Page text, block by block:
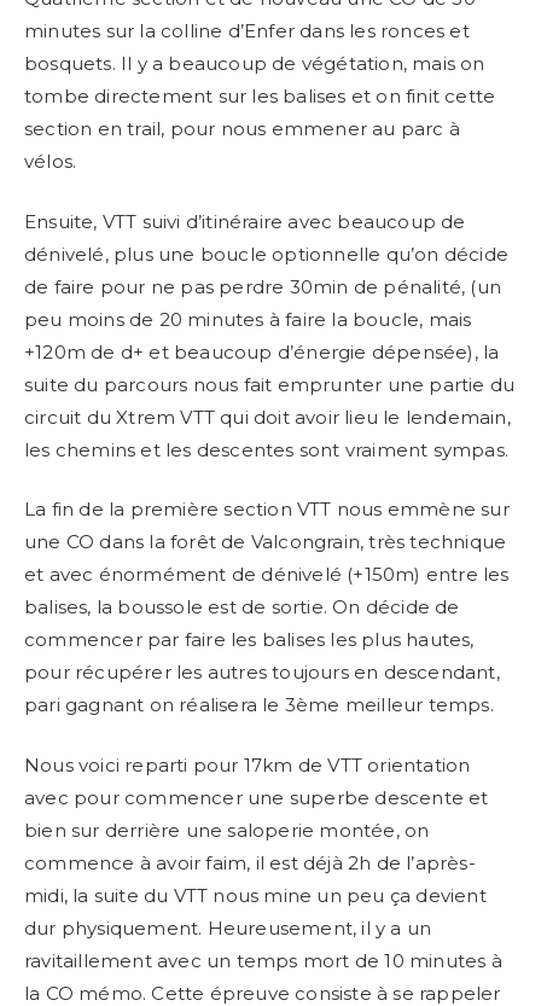
minutes sur la colline d’Enfer dans les ronces et
bosquets. Il y a beaucoup de végétation, mais on
tombe directement sur les balises et on finit cette
section en trail, pour nous emmener au parc à
vélos.
Ensuite, VTT suivi d’itinéraire avec beaucoup de
dénivelé, plus une boucle optionnelle qu’on décide
de faire pour ne pas perdre 30min de pénalité, (un
peu moins de 20 minutes à faire la boucle, mais
+120m de d+ et beaucoup d’énergie dépensée), la
suite du parcours nous fait emprunter une partie du
circuit du Xtrem VTT qui doit avoir lieu le lendemain,
les chemins et les descentes sont vraiment sympas.
La fin de la première section VTT nous emmène sur
une CO dans la forêt de Valcongrain, très technique
et avec énormément de dénivelé (+150m) entre les
balises, la boussole est de sortie. On décide de
commencer par faire les balises les plus hautes,
pour récupérer les autres toujours en descendant,
pari gagnant on réalisera le 3ème meilleur temps.
Nous voici reparti pour 17km de VTT orientation
avec pour commencer une superbe descente et
bien sur derrière une saloperie montée, on
commence à avoir faim, il est déjà 2h de l’après-
midi, la suite du VTT nous mine un peu ça devient
dur physiquement. Heureusement, il y a un
ravitaillement avec un temps mort de 10 minutes à
la CO mémo. Cette épreuve consiste à se rappeler